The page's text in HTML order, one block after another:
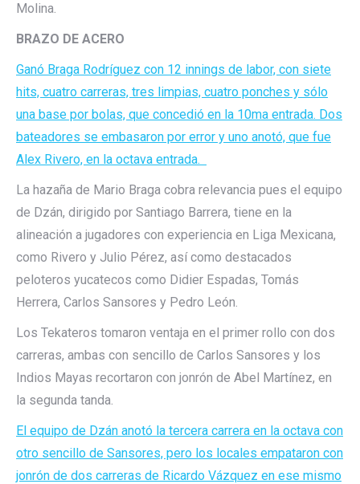
Molina.
BRAZO DE ACERO
Ganó Braga Rodríguez con 12 innings de labor, con siete
hits, cuatro carreras, tres limpias, cuatro ponches y sólo
una base por bolas, que concedió en la 10ma entrada. Dos
bateadores se embasaron por error y uno anotó, que fue
Alex Rivero, en la octava entrada.
La hazaña de Mario Braga cobra relevancia pues el equipo
de Dzán, dirigido por Santiago Barrera, tiene en la
alineación a jugadores con experiencia en Liga Mexicana,
como Rivero y Julio Pérez, así como destacados
peloteros yucatecos como Didier Espadas, Tomás
Herrera, Carlos Sansores y Pedro León.
Los Tekateros tomaron ventaja en el primer rollo con dos
carreras, ambas con sencillo de Carlos Sansores y los
Indios Mayas recortaron con jonrón de Abel Martínez, en
la segunda tanda.
El equipo de Dzán anotó la tercera carrera en la octava con
otro sencillo de Sansores, pero los locales empataron con
jonrón de dos carreras de Ricardo Vázquez en ese mismo